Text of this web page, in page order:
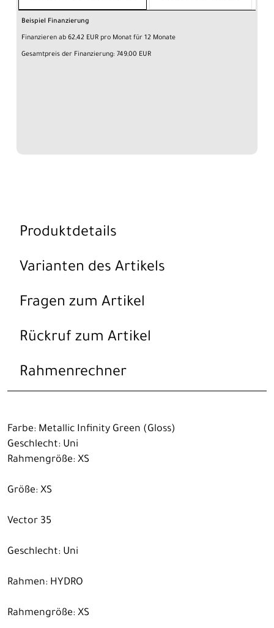
Beispiel Finanzierung
Finanzieren ab 62,42 EUR pro Monat für 12 Monate
Gesamtpreis der Finanzierung: 749,00 EUR
Produktdetails
Varianten des Artikels
Fragen zum Artikel
Rückruf zum Artikel
Rahmenrechner
Farbe: Metallic Infinity Green (Gloss)
Geschlecht: Uni
Rahmengröße: XS
Größe: XS
Vector 35
Geschlecht: Uni
Rahmen: HYDRO
Rahmengröße: XS